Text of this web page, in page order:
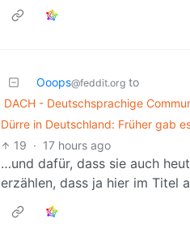
Ooops@feddit.org to
DACH - Deutschsprachige
Dürre in Deutschland: Früher gab
19 · 17 hours ago
…und dafür, dass sie auch
erzählen, dass ja hier im Titel